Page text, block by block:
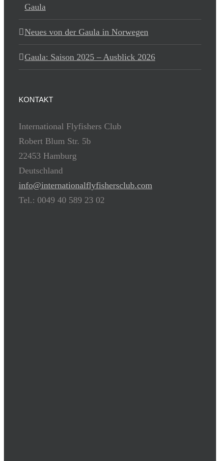
Gaula
Neues von der Gaula in Norwegen
Gaula: Saison 2025 – Ausblick 2026
KONTAKT
International Flyfishers Club
Robert Blum Str. 5b
22453 Hamburg
Deutschland
info@internationalflyfishersclub.com
Tel.: 0049 40 589 23 02